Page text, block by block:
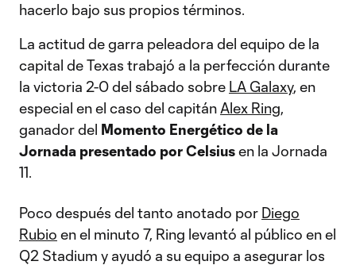
hacerlo bajo sus propios términos.
La actitud de garra peleadora del equipo de la
capital de Texas trabajó a la perfección durante
la victoria 2-0 del sábado sobre LA Galaxy, en
especial en el caso del capitán Alex Ring,
ganador del Momento Energético de la
Jornada presentado por Celsiusen la Jornada
11.
Poco después del tanto anotado por Diego
Rubio en el minuto 7, Ring levantó al público en el
Q2 Stadium y ayudó a su equipo a asegurar los